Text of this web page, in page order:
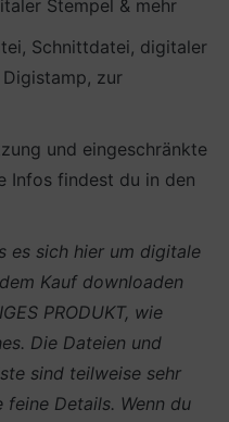
Stempel & mehr
Schnittdatei, digitaler
zur
und eingeschränkte
Infos findest du in den
es sich hier um digitale
Kauf downloaden
PRODUKT, wie
Die Dateien und
sind teilweise sehr
Details. Wenn du